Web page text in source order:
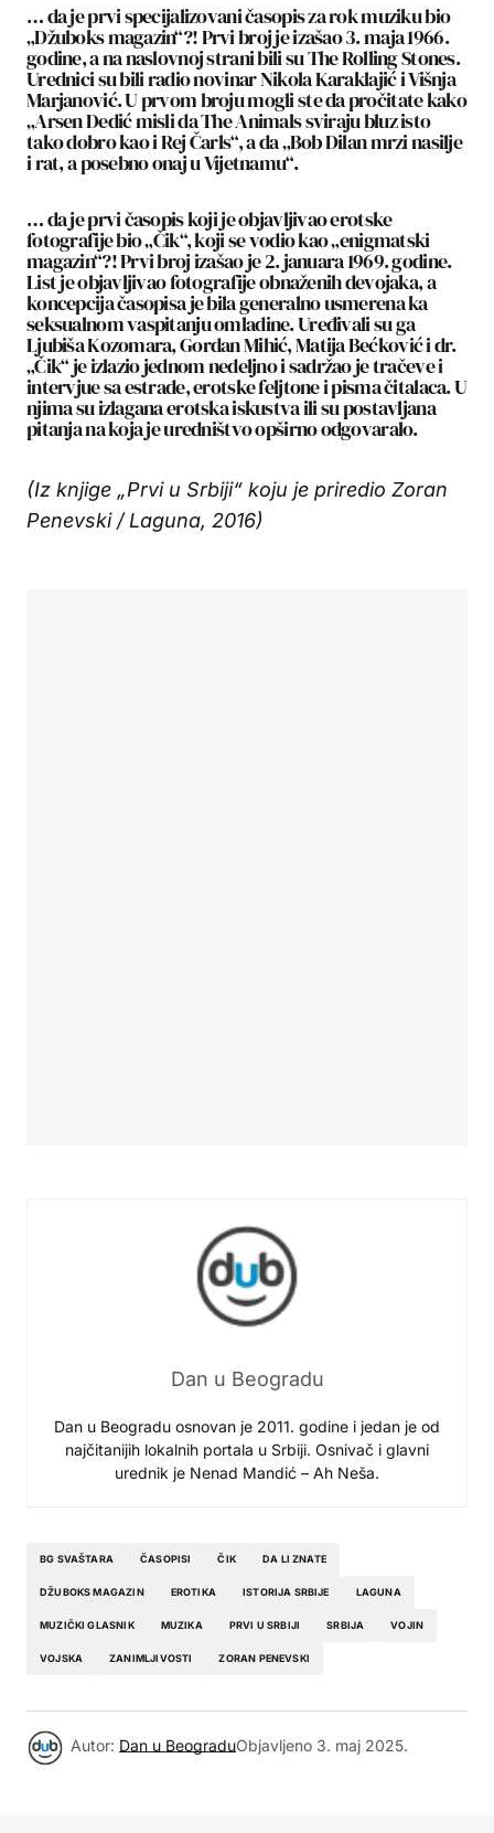
… da je prvi specijalizovani časopis za rok muziku bio
„Džuboks magazin“?! Prvi broj je izašao 3. maja 1966.
godine, a na naslovnoj strani bili su The Rolling Stones.
Urednici su bili radio novinar Nikola Karaklajić i Višnja
Marjanović. U prvom broju mogli ste da pročitate kako
„Arsen Dedić misli da The Animals sviraju bluz isto
tako dobro kao i Rej Čarls“, a da „Bob Dilan mrzi nasilje
i rat, a posebno onaj u Vijetnamu“.
… da je prvi časopis koji je objavljivao erotske
fotografije bio „Čik“, koji se vodio kao „enigmatski
magazin“?! Prvi broj izašao je 2. januara 1969. godine.
List je objavljivao fotografije obnaženih devojaka, a
koncepcija časopisa je bila generalno usmerena ka
seksualnom vaspitanju omladine. Uređivali su ga
Ljubiša Kozomara, Gordan Mihić, Matija Bećković i dr.
„Čik“ je izlazio jednom nedeljno i sadržao je tračeve i
intervjue sa estrade, erotske feljtone i pisma čitalaca. U
njima su izlagana erotska iskustva ili su postavljana
pitanja na koja je uredništvo opširno odgovaralo.
(Iz knjige „Prvi u Srbiji“ koju je priredio Zoran
Penevski / Laguna, 2016)
Dan u Beogradu
Dan u Beogradu osnovan je 2011. godine i jedan je od
najčitanijih lokalnih portala u Srbiji. Osnivač i glavni
urednik je Nenad Mandić – Ah Neša.
BG SVAŠTARA ČASOPISI ČIK DA LI ZNATE
DŽUBOKS MAGAZIN EROTIKA ISTORIJA SRBIJE LAGUNA
MUZIČKI GLASNIK MUZIKA PRVI U SRBIJI SRBIJA VOJIN
VOJSKA ZANIMLJIVOSTI ZORAN PENEVSKI
Autor: Dan u BeograduObjavljeno 3. maj 2025.